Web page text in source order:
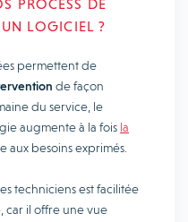
PROCESS DE
LOGICIEL ?
permettent de
de façon
du service, le
augmente à la fois la
aux besoins exprimés.
techniciens est facilitée
, car il offre une vue